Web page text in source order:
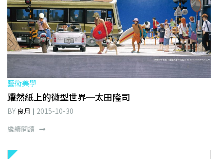
藝術美學
躍然紙上的微型世界─太田隆司
BY 良月
2015-10-30
繼續閱讀